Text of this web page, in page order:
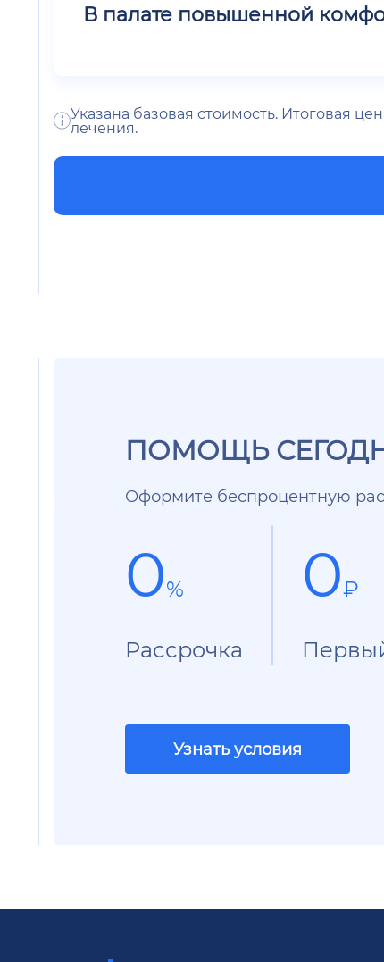
В палате повышенной
Указана базовая стоимость. Итоговая
лечения.
ПОМОЩЬ
Оформите беспроцентную
0%
Рассрочка
0₽
Узнать условия